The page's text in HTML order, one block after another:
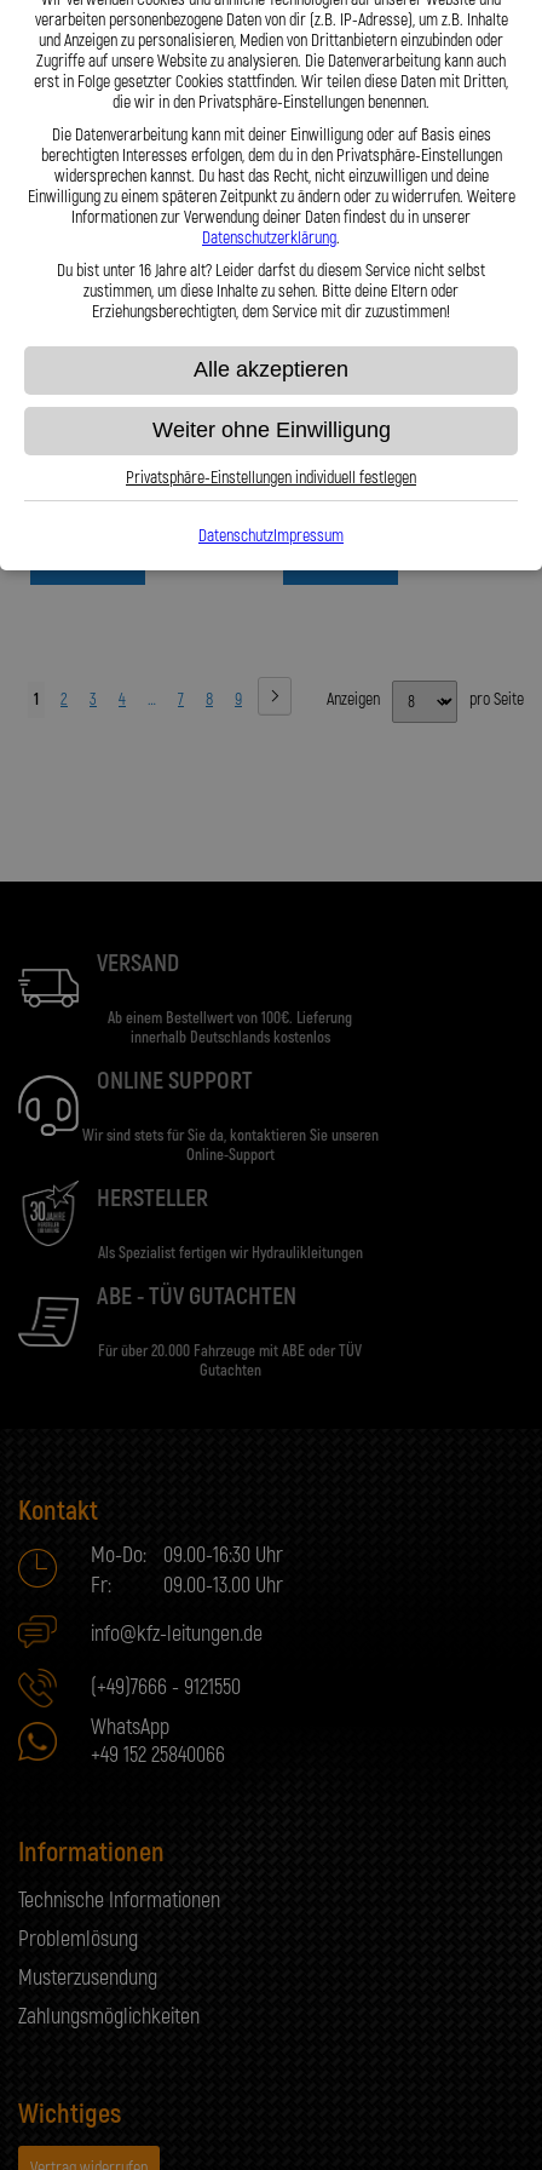
Zum Produkt Zum Produkt
Stahlflex Bremsleitung für Grimeca
Stahlflex Bremsleitung für Grimeca
56,95 €
1 2 3 4 … 7 8 9 Anzeigen pro Seite
VERSAND
Ab einem Bestellwert von 100€. Lieferung
innerhalb Deutschlands kostenlos
ONLINE SUPPORT
Wir sind stets für Sie da, kontaktieren Sie unseren
Online-Support
HERSTELLER
Als Spezialist fertigen wir Hydraulikleitungen
ABE - TÜV GUTACHTEN
Für über 20.000 Fahrzeuge mit ABE oder TÜV
Gutachten
Kontakt
Mo-Do:
09.00-16:30 Uhr
Fr:
09.00-13.00 Uhr
info@kfz-leitungen.de
(+49)7666 - 9121550
WhatsApp
+49 152 25840066
Informationen
Technische Informationen
Problemlösung
Musterzusendung
Zahlungsmöglichkeiten
Wichtiges
verarbeiten personenbezogene Daten von dir (z.B. IP-Adresse), um z.B. Inhalte
und Anzeigen zu personalisieren, Medien von Drittanbietern einzubinden oder
Zugriffe auf unsere Website zu analysieren. Die Datenverarbeitung kann auch
erst in Folge gesetzter Cookies stattfinden. Wir teilen diese Daten mit Dritten,
die wir in den Privatsphäre-Einstellungen benennen.
Die Datenverarbeitung kann mit deiner Einwilligung oder auf Basis eines
berechtigten Interesses erfolgen, dem du in den Privatsphäre-Einstellungen
widersprechen kannst. Du hast das Recht, nicht einzuwilligen und deine
Einwilligung zu einem späteren Zeitpunkt zu ändern oder zu widerrufen. Weitere
Informationen zur Verwendung deiner Daten findest du in unserer
Datenschutzerklärung.
Du bist unter 16 Jahre alt? Leider darfst du diesem Service nicht selbst
zustimmen, um diese Inhalte zu sehen. Bitte deine Eltern oder
Erziehungsberechtigten, dem Service mit dir zuzustimmen!
Alle akzeptieren
Weiter ohne Einwilligung
Privatsphäre-Einstellungen individuell festlegen
DatenschutzImpressum